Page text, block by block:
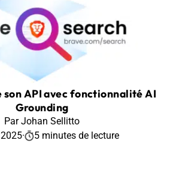
son API avec fonctionnalité AI
Grounding
Par Johan Sellitto
· 5 minutes de lecture